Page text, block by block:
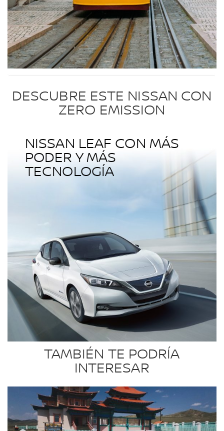
DESCUBRE ESTE NISSAN CON
ZERO EMISSION
NISSAN LEAF CON MÁS
PODER Y MÁS
TECNOLOGÍA
TAMBIÉN TE PODRÍA
INTERESAR